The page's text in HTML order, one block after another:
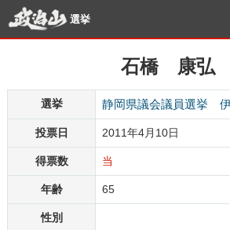
選挙
石橋 康弘
選挙 静岡県議会議員選挙
投票日 2011年4月10日
得票数 当
年齢 65
性別